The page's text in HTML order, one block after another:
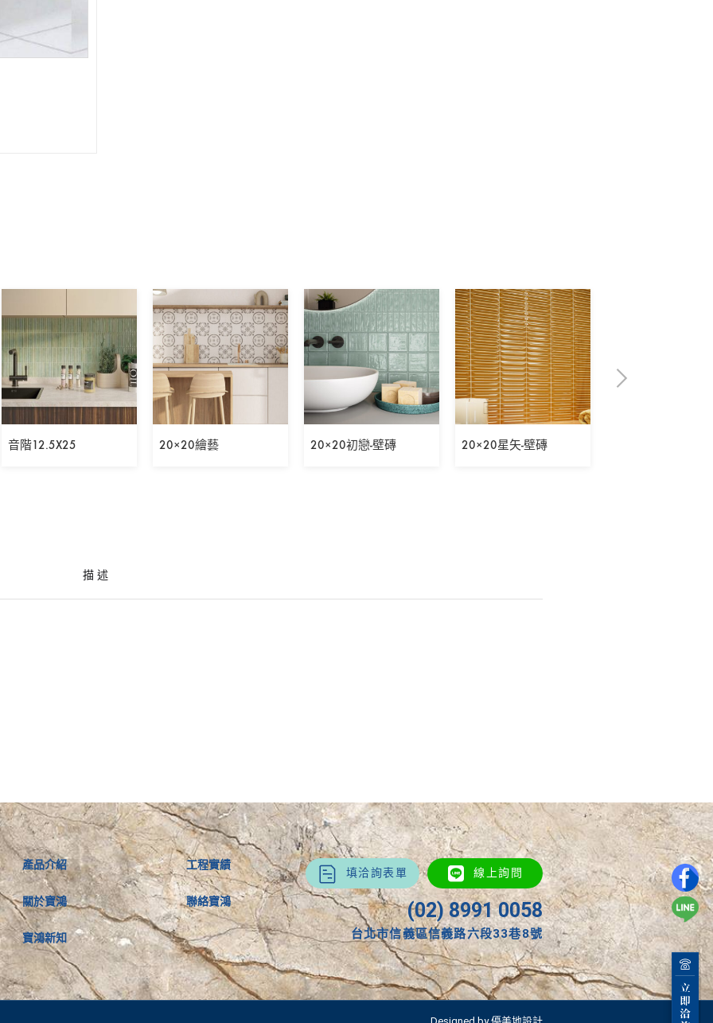
音階12.5X25 20×20繪藝 20×20初戀-壁磚 20×20星矢-壁磚
描述
產品介紹
關於寶鴻
寶鴻新知
工程實績
聯絡寶鴻
填洽詢表單 線上詢問
(02) 8991 0058
台北市信義區信義路六段33巷8號